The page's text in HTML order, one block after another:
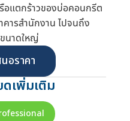
แตกร้าวของบ่อคอนกรีต
คารสำนักงาน ไปจนถึง
นาดใหญ่
อราคา
ดเพิ่มเติม